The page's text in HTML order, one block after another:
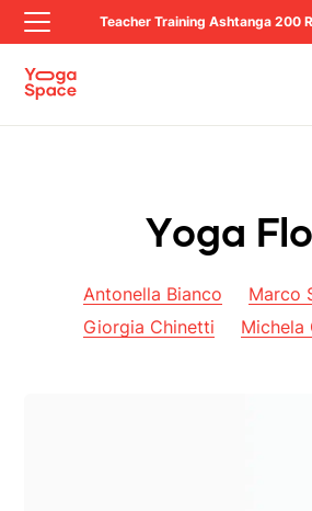
Teacher Training Ashtanga 200
Yoga Fl o
Antonella Bianco
Marco
Giorgia Chinetti
Michela